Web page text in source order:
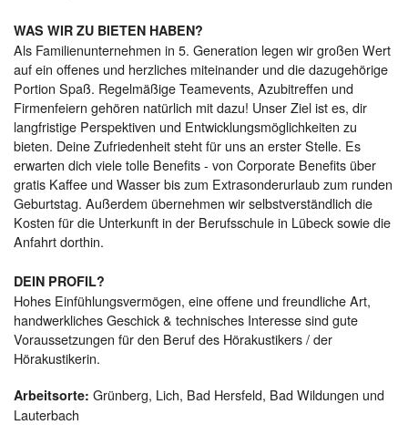
WAS WIR ZU BIETEN HABEN?
Als Familienunternehmen in 5. Generation legen wir großen Wert
auf ein offenes und herzliches miteinander und die dazugehörige
Portion Spaß. Regelmäßige Teamevents, Azubitreffen und
Firmenfeiern gehören natürlich mit dazu! Unser Ziel ist es, dir
langfristige Perspektiven und Entwicklungsmöglichkeiten zu
bieten. Deine Zufriedenheit steht für uns an erster Stelle. Es
erwarten dich viele tolle Benefits - von Corporate Benefits über
gratis Kaffee und Wasser bis zum Extrasonderurlaub zum runden
Geburtstag. Außerdem übernehmen wir selbstverständlich die
Kosten für die Unterkunft in der Berufsschule in Lübeck sowie die
Anfahrt dorthin.
DEIN PROFIL?
Hohes Einfühlungsvermögen, eine offene und freundliche Art,
handwerkliches Geschick & technisches Interesse sind gute
Voraussetzungen für den Beruf des Hörakustikers / der
Hörakustikerin.
Arbeitsorte: Grünberg, Lich, Bad Hersfeld, Bad Wildungen und
Lauterbach